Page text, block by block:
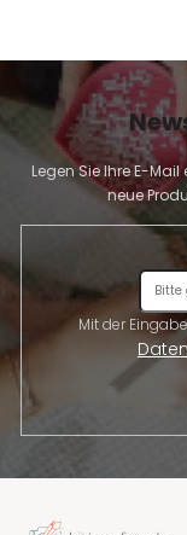
Legen Sie Ihre E-
neue